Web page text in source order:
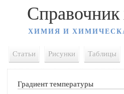
Справочник
ХИМИЯ И
Статьи Рисунки Таблицы
Градиент температуры